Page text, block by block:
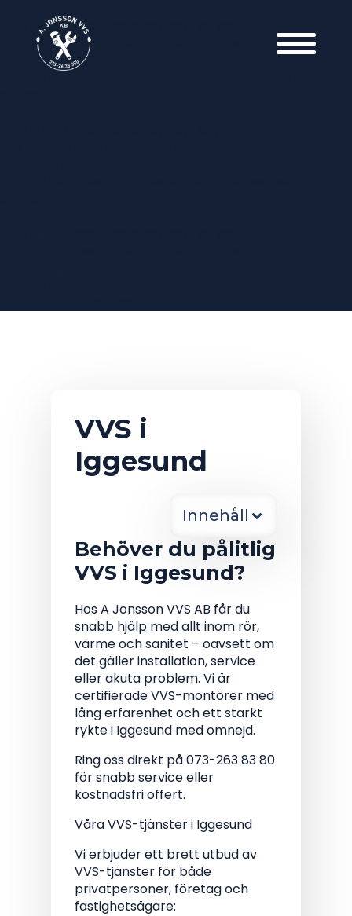
Warning: Undefined array key "@type" in
/home/ajonssonvvs/public_html/wp-
content/plugins/seo-by-rank-
VVS i
Iggesund
Innehåll
Behöver du pålitlig
VVS i Iggesund?
Hos A Jonsson VVS AB får du
snabb hjälp med allt inom rör,
värme och sanitet – oavsett om
det gäller installation, service
eller akuta problem. Vi är
certifierade VVS-montörer med
lång erfarenhet och ett starkt
rykte i Iggesund med omnejd.
Ring oss direkt på 073-263 83 80
för snabb service eller
kostnadsfri offert.
Våra VVS-tjänster i Iggesund
Vi erbjuder ett brett utbud av
VVS-tjänster för både
privatpersoner, företag och
fastighetsägare: